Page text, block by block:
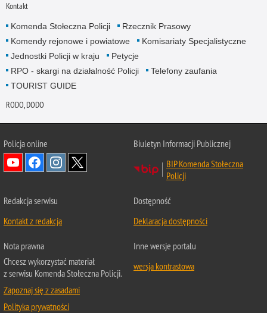
Kontakt
Komenda Stołeczna Policji
Rzecznik Prasowy
Komendy rejonowe i powiatowe
Komisariaty Specjalistyczne
Jednostki Policji w kraju
Petycje
RPO - skargi na działalność Policji
Telefony zaufania
TOURIST GUIDE
RODO, DODO
Policja online
Biuletyn Informacji Publicznej
BIP Komenda Stołeczna
Policji
Redakcja serwisu
Kontakt z redakcją
Dostępność
Deklaracja dostępności
Nota prawna
Chcesz wykorzystać materiał
z serwisu Komenda Stołeczna Policji.
Zapoznaj się z zasadami
Polityka prywatności
Inne wersje portalu
wersja kontrastowa